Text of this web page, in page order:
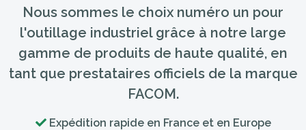
Nous sommes le choix numéro un pour
l'outillage industriel grâce à notre large
gamme de produits de haute qualité, en
tant que prestataires officiels de la marque
FACOM.
Expédition rapide en France et en Europe